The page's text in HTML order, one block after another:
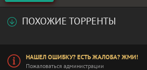
ПОХОЖИЕ ТОРРЕНТЫ
НАШЕЛ ОШИБКУ? ЕСТЬ ЖАЛОБА? ЖМИ!
Пожаловаться администрации